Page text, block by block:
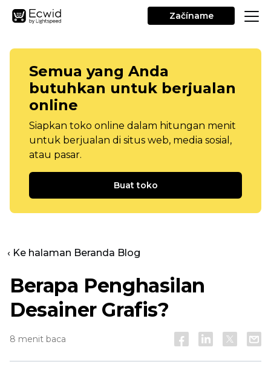
Začíname
Semua yang Anda
butuhkan untuk berjualan
online
Siapkan toko online dalam hitungan menit
untuk berjualan di situs web, media sosial,
atau pasar.
Buat toko
‹ Ke halaman Beranda Blog
Berapa Penghasilan
Desainer Grafis?
8 menit baca